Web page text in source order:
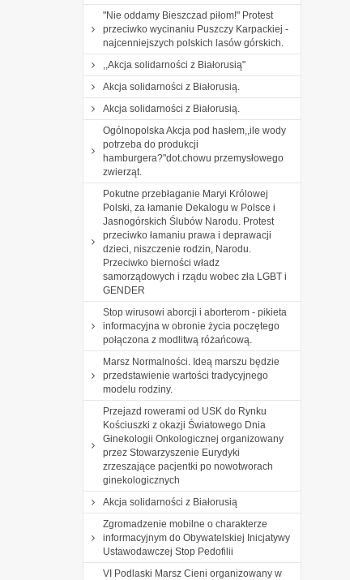
"Nie oddamy Bieszczad piłom!" Protest
przeciwko wycinaniu Puszczy Karpackiej -
najcenniejszych polskich lasów górskich.
,,Akcja solidarności z Białorusią"
Akcja solidarności z Białorusią.
Akcja solidarności z Białorusią.
Ogólnopolska Akcja pod hasłem,,ile wody
potrzeba do produkcji
hamburgera?"dot.chowu przemysłowego
zwierząt.
Pokutne przebłaganie Maryi Królowej
Polski, za łamanie Dekalogu w Polsce i
Jasnogórskich Ślubów Narodu. Protest
przeciwko łamaniu prawa i deprawacji
dzieci, niszczenie rodzin, Narodu.
Przeciwko bierności władz
samorządowych i rządu wobec zła LGBT i
GENDER
Stop wirusowi aborcji i aborterom - pikieta
informacyjna w obronie życia poczętego
połączona z modlitwą różańcową.
Marsz Normalności. Ideą marszu będzie
przedstawienie wartości tradycyjnego
modelu rodziny.
Przejazd rowerami od USK do Rynku
Kościuszki z okazji Światowego Dnia
Ginekologii Onkologicznej organizowany
przez Stowarzyszenie Eurydyki
zrzeszające pacjentki po nowotworach
ginekologicznych
Akcja solidarności z Białorusią
Zgromadzenie mobilne o charakterze
informacyjnym do Obywatelskiej Inicjatywy
Ustawodawczej Stop Pedofilii
VI Podlaski Marsz Cieni organizowany w